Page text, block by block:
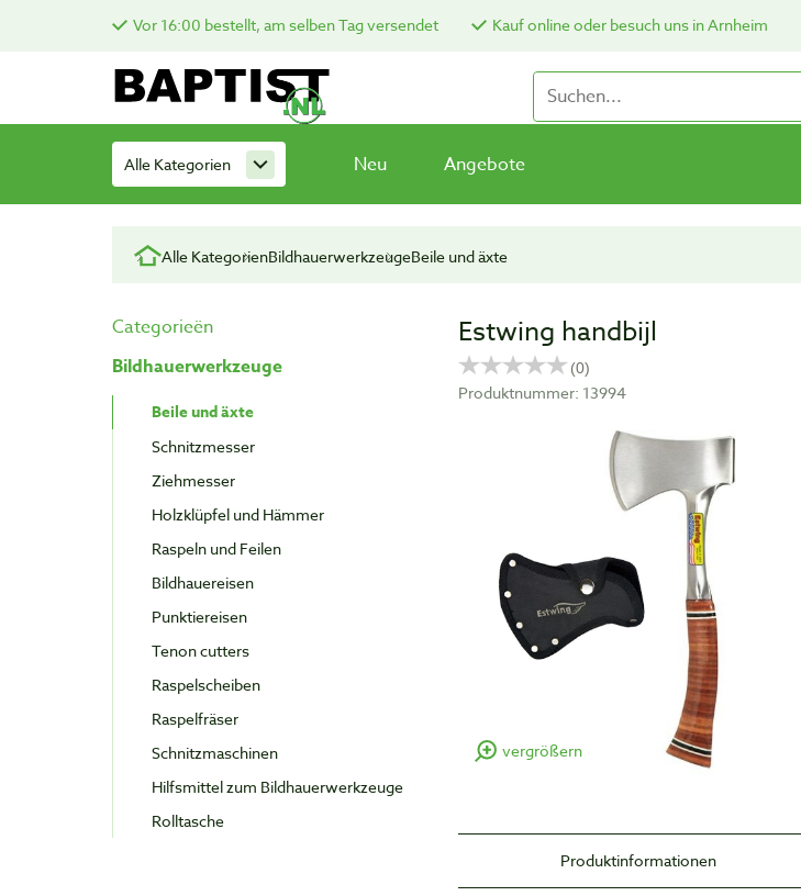
Vor 16:00 bestellt, am selben Tag versendet Kauf online oder besuch uns in Arnheim
Alle Kategorien Neu Angebote
Alle KategorienBildhauerwerkzeugeBeile und äxte
Categorieën
Bildhauerwerkzeuge
Beile und äxte
Schnitzmesser
Ziehmesser
Holzklüpfel und Hämmer
Raspeln und Feilen
Bildhauereisen
Punktiereisen
Tenon cutters
Raspelscheiben
Raspelfräser
Schnitzmaschinen
Hilfsmittel zum Bildhauerwerkzeuge
Rolltasche
Estwing handbijl
Produktnummer: 13994
vergrößern
Produktinformationen